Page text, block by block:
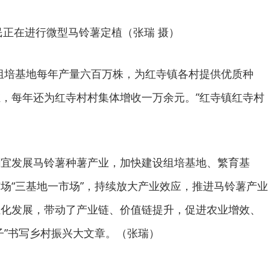
在进行微型马铃薯定植（张瑞 摄）
培基地每年产量六百万株，为红寺镇各村提供优质种
每年还为红寺村村集体增收一万余元。”红寺镇红寺村
发展马铃薯种薯产业，加快建设组培基地、繁育基
“三基地一市场”，持续放大产业效应，推进马铃薯产业
发展，带动了产业链、价值链提升，促进农业增效、
书写乡村振兴大文章。（张瑞）